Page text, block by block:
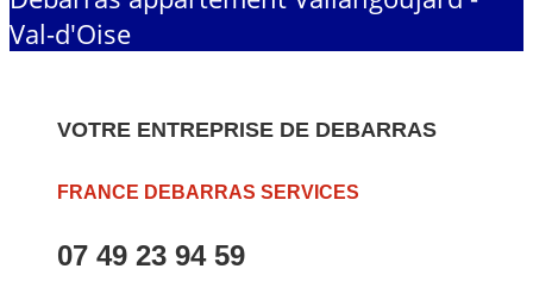
Val-d'Oise
VOTRE ENTREPRISE DE DEBARRAS
FRANCE DEBARRAS SERVICES
07 49 23 94 59